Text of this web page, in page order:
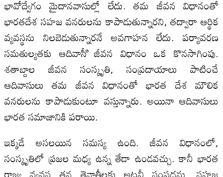
భావోద్వేగం మైదానవాసుల్లో లేదు. తమ జీవన విధానంతో
భారతదేశ సహజ వనరులను కాపాడుతున్నారని, తద్వారా ఆర్థిక
వ్యవస్థను నిలబెడుతున్నారనే అవగాహన లేదు. పర్యావరణ
సమతుల్యతకు ఆదివాసీి జీవన విధానం ఒక కొనసాగింపు.
శతాబ్దాల జీవన సంస్కృతి, సంప్రదాయాలు పాటించే
ఆదివాసులు తమ జీవన విధానంతో భారత దేశ మౌలిక
వనరులను కాపాడుకుంటూ వస్తున్నారు. అయినా ఆదివాసులు
భారత సమాజానికి పరాయి.
ఇక్కడే అసలయిన సమస్య ఉంది. జీవన విధానంలో,
సంస్కృతిలో ప్రజల మధ్య ఉన్న తేడా ఉండవచ్చు. కానీ భారత